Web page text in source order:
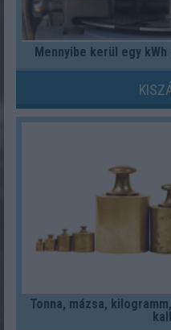
Mennyibe kerül egy
Tonna, mázsa,